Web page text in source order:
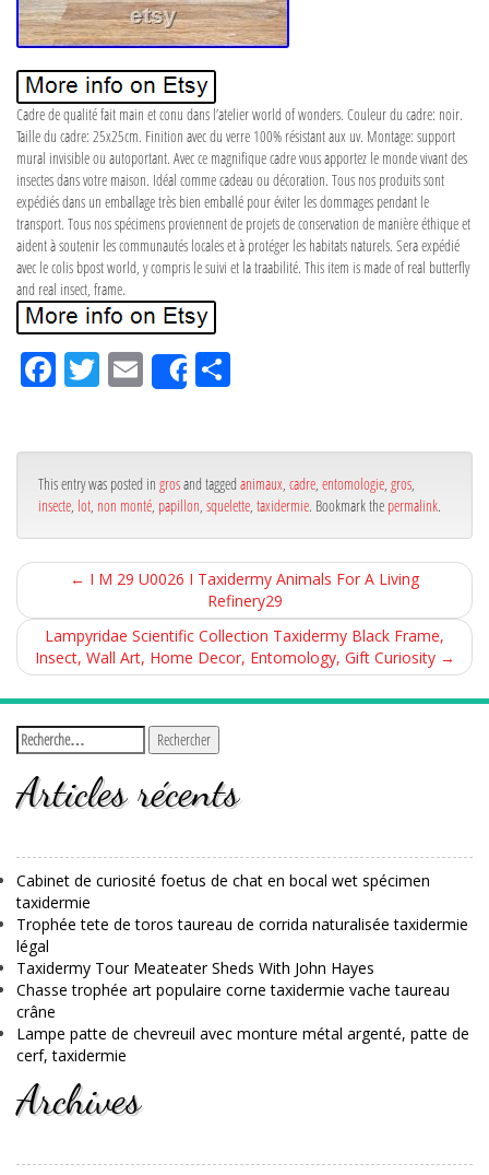
Cadre de qualité fait main et conu dans l’atelier world of wonders. Couleur du cadre: noir.
Taille du cadre: 25x25cm. Finition avec du verre 100% résistant aux uv. Montage: support
mural invisible ou autoportant. Avec ce magnifique cadre vous apportez le monde vivant des
insectes dans votre maison. Idéal comme cadeau ou décoration. Tous nos produits sont
expédiés dans un emballage très bien emballé pour éviter les dommages pendant le
transport. Tous nos spécimens proviennent de projets de conservation de manière éthique et
aident à soutenir les communautés locales et à protéger les habitats naturels. Sera expédié
avec le colis bpost world, y compris le suivi et la traabilité. This item is made of real butterfly
and real insect, frame.
Fa
ce
ok
Tw
itt
Em
ail
Share
r
This entry was posted in grosand tagged animaux cadre entomologie gros
insecte lot non monté papillon squelette taxidermie. Bookmark the permalink.
← I M 29 U0026 I Taxidermy Animals For A Living
Refinery29
Lampyridae Scientific Collection Taxidermy Black Frame,
Insect, Wall Art, Home Decor, Entomology, Gift Curiosity →
Articles récents
Cabinet de curiosité foetus de chat en bocal wet spécimen
taxidermie
Trophée tete de toros taureau de corrida naturalisée taxidermie
légal
Taxidermy Tour Meateater Sheds With John Hayes
Chasse trophée art populaire corne taxidermie vache taureau
crâne
Lampe patte de chevreuil avec monture métal argenté, patte de
cerf, taxidermie
Archives